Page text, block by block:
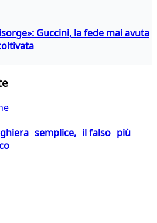
Guccini, la fede mai avuta
semplice, il falso più